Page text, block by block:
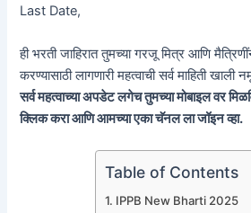
Last Date,
ही भरती जाहिरात तुमच्या गरजू मित्र आणि
करण्यासाठी लागणारी महत्वाची सर्व माहिती
सर्व महत्वाच्या अपडेट लगेच तुमच्या मोबाइल वर
क्लिक करा आणि आमच्या एका चॅनल ला जॉइन व्हा.
Table of Contents
IPPB New Bharti 2025